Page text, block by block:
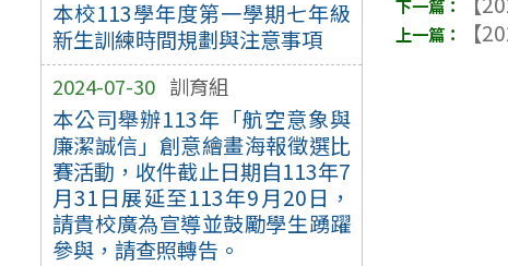
本校113學年度第一學期七年級
新生訓練時間規劃與注意事項
2024-07-30 訓育組
本公司舉辦113年「航空意象與
廉潔誠信」創意繪畫海報徵選比
賽活動，收件截止日期自113年7
月31日展延至113年9月20日，
請貴校廣為宣導並鼓勵學生踴躍
參與，請查照轉告。
【